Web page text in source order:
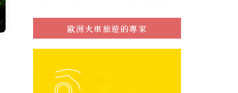
歐洲火車旅遊的專家